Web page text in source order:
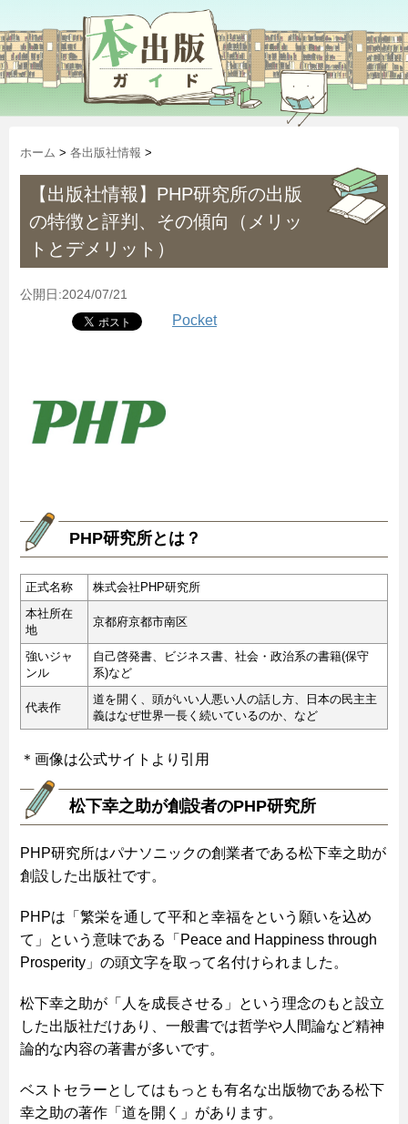
ホーム > 各出版社情報 >
【出版社情報】PHP研究所の出版
の特徴と評判、その傾向（メリッ
トとデメリット）
公開日:2024/07/21
Pocket
PHP研究所とは？
正式名称
株式会社PHP研究所
本社所在
地
京都府京都市南区
強いジャ
ンル
自己啓発書、ビジネス書、社会・政治系の書籍(保守
系)など
代表作
道を開く、頭がいい人悪い人の話し方、日本の民主主
義はなぜ世界一長く続いているのか、など
＊画像は公式サイトより引用
松下幸之助が創設者のPHP研究所
PHP研究所はパナソニックの創業者である松下幸之助が
創設した出版社です。
PHPは「繁栄を通して平和と幸福をという願いを込め
て」という意味である「Peace and Happiness through
Prosperity」の頭文字を取って名付けられました。
松下幸之助が「人を成長させる」という理念のもと設立
した出版社だけあり、一般書では哲学や人間論など精神
論的な内容の著書が多いです。
ベストセラーとしてはもっとも有名な出版物である松下
幸之助の著作「道を開く」があります。